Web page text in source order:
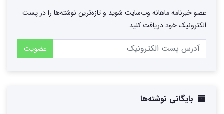
عضو خبرنامه ماهانه وب‌سایت شوید و تازه‌ترین نوشته‌ها را در پست
الکترونیک خود دریافت کنید.
عضویت
بایگانی نوشته‌ها